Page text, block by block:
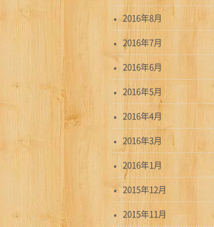
2016年8月
2016年7月
2016年6月
2016年5月
2016年4月
2016年3月
2016年1月
2015年12月
2015年11月